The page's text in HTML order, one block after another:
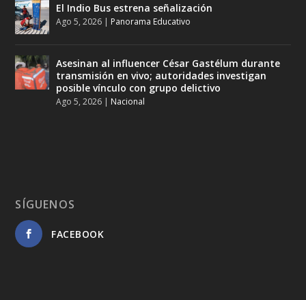
El Indio Bus estrena señalización
Ago 5, 2026 | Panorama Educativo
Asesinan al influencer César Gastélum durante
transmisión en vivo; autoridades investigan
posible vínculo con grupo delictivo
Ago 5, 2026 | Nacional
SÍGUENOS
FACEBOOK